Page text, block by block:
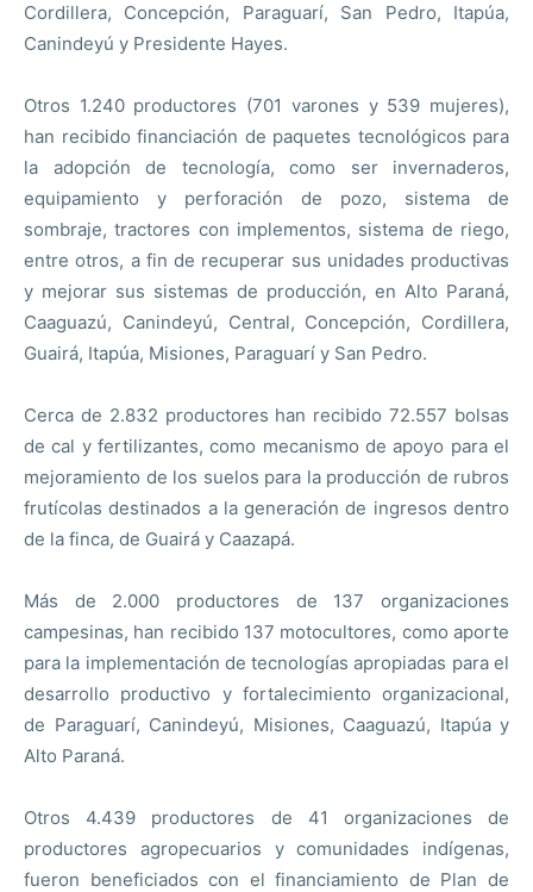
Cordillera, Concepción, Paraguarí, San Pedro, Itapúa,
Canindeyú y Presidente Hayes.
Otros 1.240 productores (701 varones y 539 mujeres),
han recibido financiación de paquetes tecnológicos para
la adopción de tecnología, como ser invernaderos,
equipamiento y perforación de pozo, sistema de
sombraje, tractores con implementos, sistema de riego,
entre otros, a fin de recuperar sus unidades productivas
y mejorar sus sistemas de producción, en Alto Paraná,
Caaguazú, Canindeyú, Central, Concepción, Cordillera,
Guairá, Itapúa, Misiones, Paraguarí y San Pedro.
Cerca de 2.832 productores han recibido 72.557 bolsas
de cal y fertilizantes, como mecanismo de apoyo para el
mejoramiento de los suelos para la producción de rubros
frutícolas destinados a la generación de ingresos dentro
de la finca, de Guairá y Caazapá.
Más de 2.000 productores de 137 organizaciones
campesinas, han recibido 137 motocultores, como aporte
para la implementación de tecnologías apropiadas para el
desarrollo productivo y fortalecimiento organizacional,
de Paraguarí, Canindeyú, Misiones, Caaguazú, Itapúa y
Alto Paraná.
Otros 4.439 productores de 41 organizaciones de
productores agropecuarios y comunidades indígenas,
fueron beneficiados con el financiamiento de Plan de